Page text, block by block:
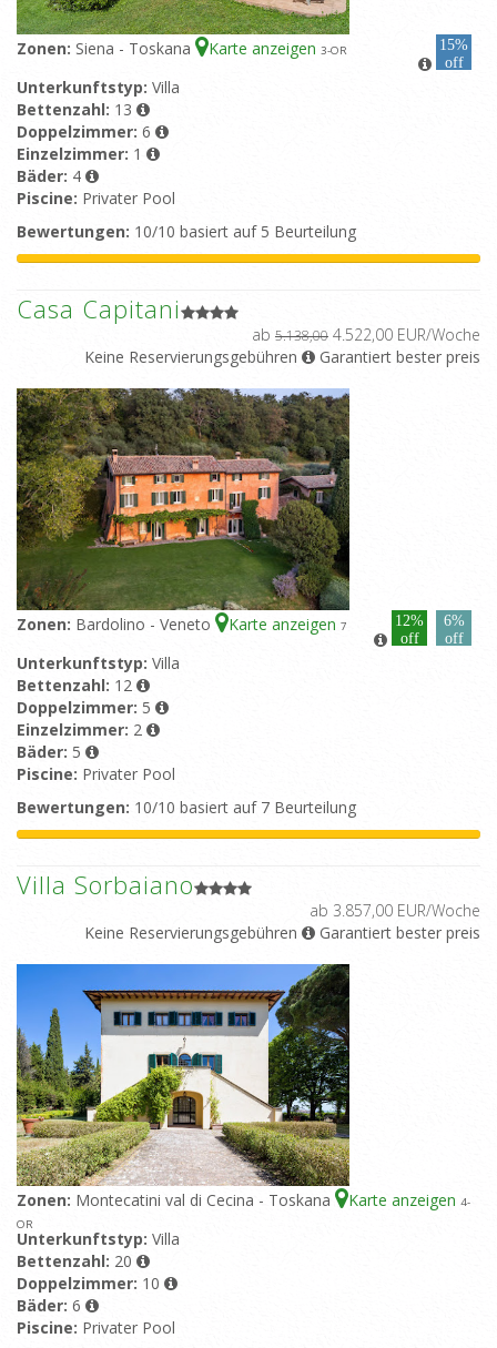
Zonen: Siena - Toskana Karte anzeigen 3-OR
15%
off
Unterkunftstyp: Villa
Bettenzahl: 13
Doppelzimmer: 6
Einzelzimmer: 1
Bäder: 4
Piscine: Privater Pool
Bewertungen: 10/10 basiert auf 5 Beurteilung
Casa Capitani
ab 5.138,00 4.522,00 EUR/Woche
Keine Reservierungsgebühren
Garantiert bester preis
Zonen: Bardolino - Veneto Karte anzeigen 7
12%
off
6%
off
Unterkunftstyp: Villa
Bettenzahl: 12
Doppelzimmer: 5
Einzelzimmer: 2
Bäder: 5
Piscine: Privater Pool
Bewertungen: 10/10 basiert auf 7 Beurteilung
Villa Sorbaiano
ab 3.857,00 EUR/Woche
Keine Reservierungsgebühren
Garantiert bester preis
Zonen: Montecatini val di Cecina - Toskana Karte anzeigen 4-
OR
Unterkunftstyp: Villa
Bettenzahl: 20
Doppelzimmer: 10
Bäder: 6
Piscine: Privater Pool